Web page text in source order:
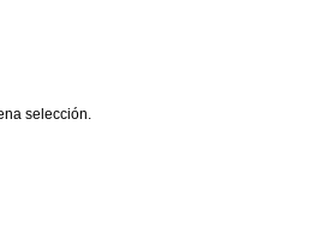
selección.